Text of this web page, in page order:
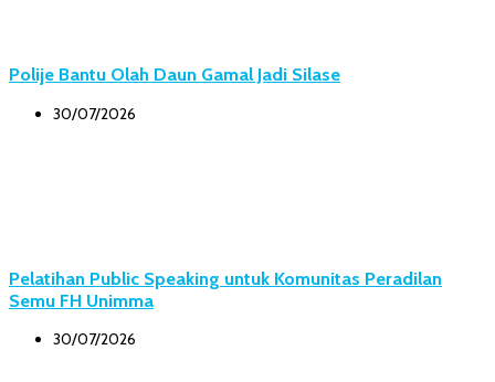
Polije Bantu Olah Daun Gamal Jadi Silase
30/07/2026
Pelatihan Public Speaking untuk Komunitas Peradilan
Semu FH Unimma
30/07/2026